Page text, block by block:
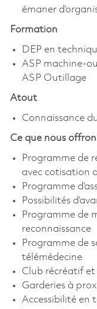
émaner
Formation
DEP en
ASP machine-
ASP Outillage
Atout
Connaissance
Ce que nous
Programme de
avec cotisation
Programme
Possibilités
Programme de
reconnaissance
Programme de
télémédecine
Club récréatif
Garderies à
Accessibilité en